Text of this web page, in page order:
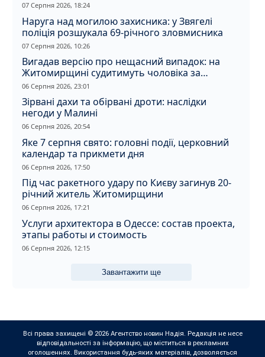
07 Серпня 2026, 18:24
Наруга над могилою захисника: у Звягелі
поліція розшукала 69-річного зловмисника
07 Серпня 2026, 10:26
Вигадав версію про нещасний випадок: на
Житомирщині судитимуть чоловіка за
вбивство співмешканки
06 Серпня 2026, 23:01
Зірвані дахи та обірвані дроти: наслідки
негоди у Малині
06 Серпня 2026, 20:54
Яке 7 серпня свято: головні події, церковний
календар та прикмети дня
06 Серпня 2026, 17:50
Під час ракетного удару по Києву загинув 20-
річний житель Житомирщини
06 Серпня 2026, 17:21
Услуги архитектора в Одессе: состав проекта,
этапы работы и стоимость
06 Серпня 2026, 12:15
Завантажити ще
Всі права захищені © 2026 Агентство новин Надія. Редакція не несе
відповідальності за інформацію, що міститься в рекламних
оголошеннях. Використання будь-яких матеріалів, дозволяється